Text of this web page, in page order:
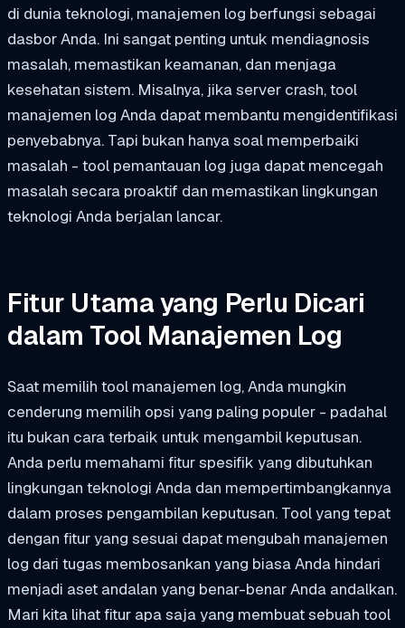
di dunia teknologi, manajemen log berfungsi sebagai
dasbor Anda. Ini sangat penting untuk mendiagnosis
masalah, memastikan keamanan, dan menjaga
kesehatan sistem. Misalnya, jika server crash, tool
manajemen log Anda dapat membantu mengidentifikasi
penyebabnya. Tapi bukan hanya soal memperbaiki
masalah - tool pemantauan log juga dapat mencegah
masalah secara proaktif dan memastikan lingkungan
teknologi Anda berjalan lancar.
Fitur Utama yang Perlu Dicari
dalam Tool Manajemen Log
Saat memilih tool manajemen log, Anda mungkin
cenderung memilih opsi yang paling populer - padahal
itu bukan cara terbaik untuk mengambil keputusan.
Anda perlu memahami fitur spesifik yang dibutuhkan
lingkungan teknologi Anda dan mempertimbangkannya
dalam proses pengambilan keputusan. Tool yang tepat
dengan fitur yang sesuai dapat mengubah manajemen
log dari tugas membosankan yang biasa Anda hindari
menjadi aset andalan yang benar-benar Anda andalkan.
Mari kita lihat fitur apa saja yang membuat sebuah tool